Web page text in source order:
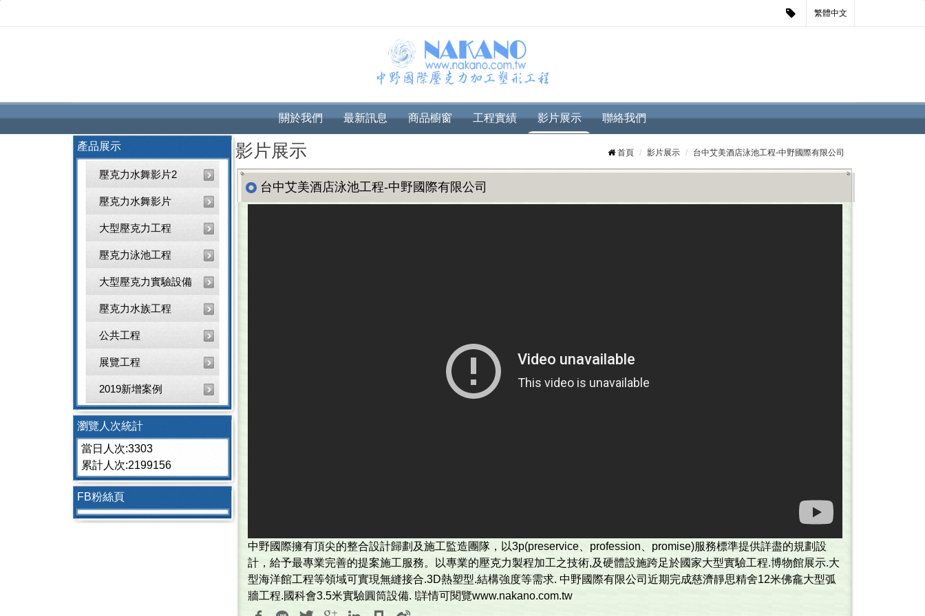
繁體中文
關於我們 最新訊息 商品櫥窗 工程實績 影片展示 聯絡我們
產品展示
壓克力水舞影片2
壓克力水舞影片
大型壓克力工程
壓克力泳池工程
大型壓克力實驗設備
壓克力水族工程
公共工程
展覽工程
2019新增案例
瀏覽人次統計
當日人次:3303
累計人次:2199156
FB粉絲頁
影片展示 首頁 影片展示 台中艾美酒店泳池工程-中野國際有限公司
台中艾美酒店泳池工程-中野國際有限公司
中野國際擁有頂尖的整合設計歸劃及施工監造團隊，以3p(preservice、pr­ofession、promise)服務標準提供詳盡的規劃設
計，給予最專業完善的提­案施工服務。以專業的壓克力製程加工之技術,及硬體設施跨足於國家大型實驗工程.博物­館展示.大
型海洋館工程等領域可實現無縫接合.3D熱塑型.結構強度等需求. 中野國際有限公司近期完成慈濟靜思精舍12米佛龕大型弧
牆工程.國科會3.5米實驗圓­筒設備. !詳情可閱覽www.nakano.com.tw